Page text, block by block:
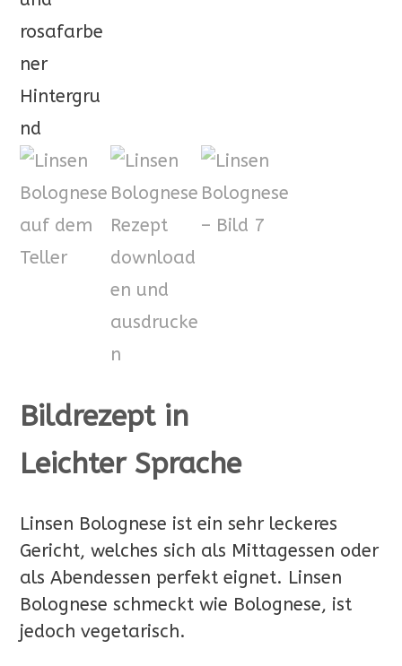
Bildrezept in
Leichter Sprache
Linsen Bolognese ist ein sehr leckeres
Gericht, welches sich als Mittagessen oder
als Abendessen perfekt eignet. Linsen
Bolognese schmeckt wie Bolognese, ist
jedoch vegetarisch.